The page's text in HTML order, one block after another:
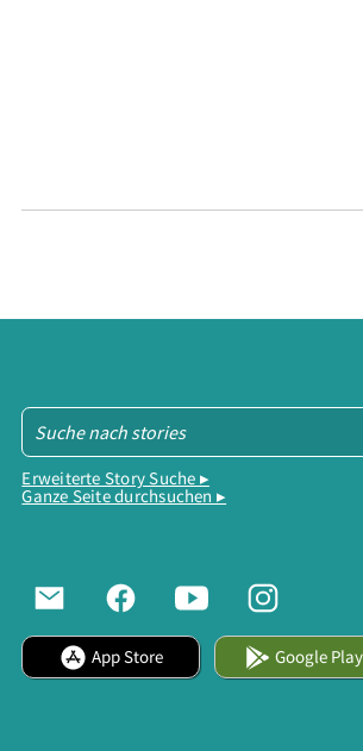
Erweiterte Story Suche ▸
Ganze Seite durchsuchen ▸
App Store Google Play